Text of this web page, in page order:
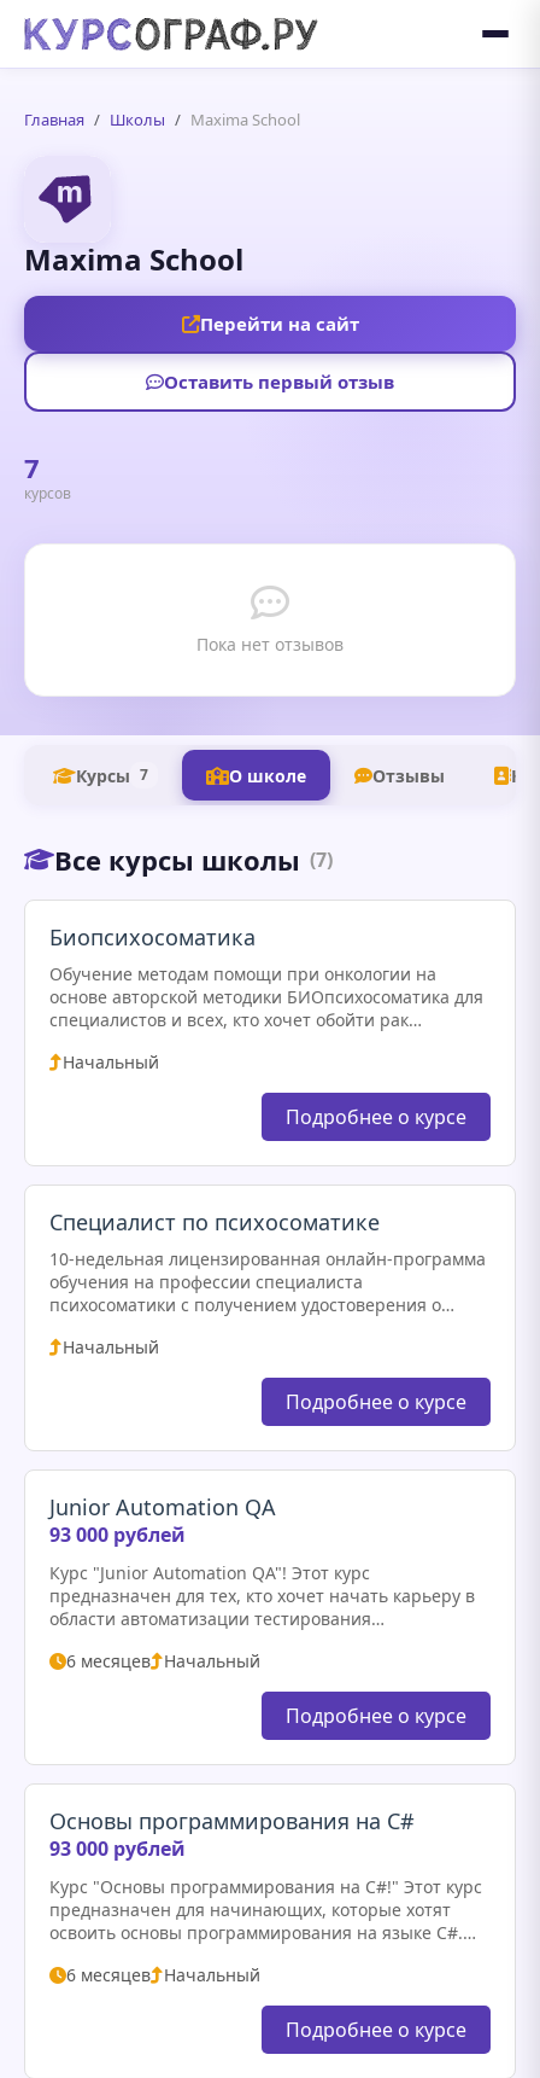
Главная Школы Maxima School
Maxima School
Перейти на сайт
Оставить первый отзыв
7
курсов
Пока нет отзывов
Курсы 7 О школе Отзывы
Все курсы школы (7)
Биопсихосоматика
Обучение методам помощи при онкологии на
основе авторской методики БИОпсихосоматика для
специалистов и всех, кто хочет обойти рак
с выдачей удостоверения о повышении
Начальный
Подробнее о курсе
Специалист по психосоматике
10-недельная лицензированная онлайн-программа
обучения на профессии специалиста
психосоматики с получением удостоверения о
часов практической работы. Удостоверение о
повышении квалификации. Обучение по авторской
методике "БИОпсихосоматика". Подтверждено…
Начальный
Подробнее о курсе
Junior Automation QA
93 000 рублей
Курс "Junior Automation QA"! Этот курс
предназначен для тех, кто хочет начать карьеру в
области автоматизации тестирования
познакомитесь с основами тестирования, изучите
популярные инструменты…
6 месяцев Начальный
Подробнее о курсе
Основы программирования на C#
93 000 рублей
Курс "Основы программирования на C#!" Этот курс
предназначен для начинающих, которые хотят
освоить основы программирования на языке C#.
понимать основные концепции программирования
и развивать логическое…
6 месяцев Начальный
Подробнее о курсе